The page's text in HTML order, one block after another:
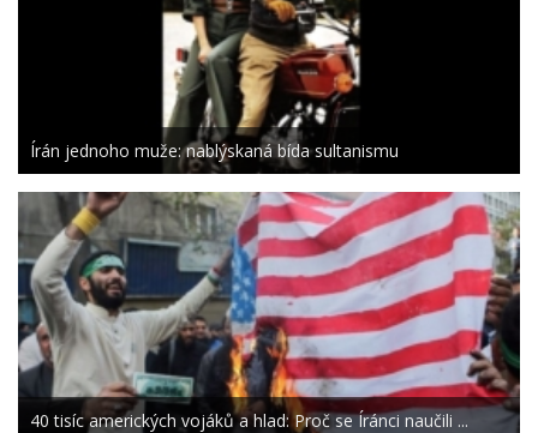
Írán jednoho muže: nablýskaná bída sultanismu
40 tisíc amerických vojáků a hlad: Proč se Íránci naučili ...